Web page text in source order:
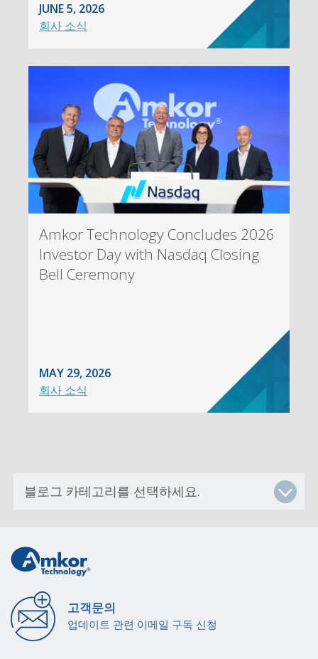
JUNE 5, 2026
회사 소식
Amkor Technology Concludes 2026
Investor Day with Nasdaq Closing
Bell Ceremony
MAY 29, 2026
회사 소식
고객문의
업데이트 관련 이메일 구독 신청